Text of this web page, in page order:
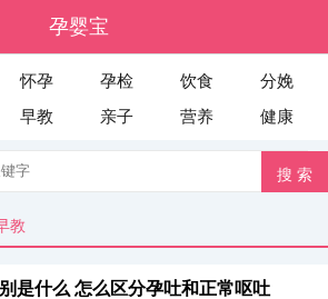
孕婴宝
怀孕 孕检 饮食
分娩
早教 亲子 营养 健康
教
是什么 怎么区分孕吐和正常呕吐